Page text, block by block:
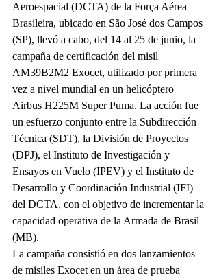
Aeroespacial (DCTA) de la Força Aérea
Brasileira, ubicado en São José dos Campos
(SP), llevó a cabo, del 14 al 25 de junio, la
campaña de certificación del misil
AM39B2M2 Exocet, utilizado por primera
vez a nivel mundial en un helicóptero
Airbus H225M Super Puma. La acción fue
un esfuerzo conjunto entre la Subdirección
Técnica (SDT), la División de Proyectos
(DPJ), el Instituto de Investigación y
Ensayos en Vuelo (IPEV) y el Instituto de
Desarrollo y Coordinación Industrial (IFI)
del DCTA, con el objetivo de incrementar la
capacidad operativa de la Armada de Brasil
(MB).
La campaña consistió en dos lanzamientos
de misiles Exocet en un área de prueba